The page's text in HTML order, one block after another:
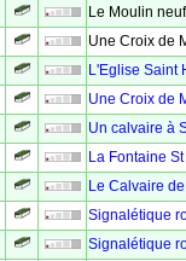
Le Moulin neuf
Une Croix de
L'Eglise Saint
Une Croix de
Un calvaire à
La Fontaine
Le Calvaire
Signalétique
Signalétique